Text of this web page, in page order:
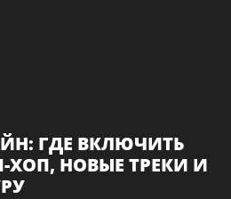
ГДЕ ВКЛЮЧИТЬ
НОВЫЕ ТРЕКИ И